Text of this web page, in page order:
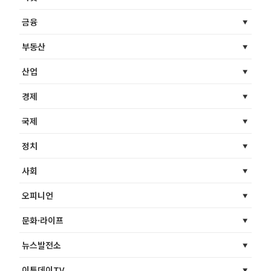
금융
부동산
산업
경제
국제
정치
사회
오피니언
문화·라이프
뉴스발전소